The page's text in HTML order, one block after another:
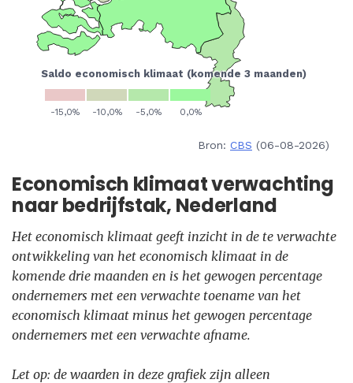
Bron: CBS (06-08-2026)
Economisch klimaat verwachting
naar bedrijfstak, Nederland
Het economisch klimaat geeft inzicht in de te verwachte
ontwikkeling van het economisch klimaat in de
komende drie maanden en is het gewogen percentage
ondernemers met een verwachte toename van het
economisch klimaat minus het gewogen percentage
ondernemers met een verwachte afname.
Let op: de waarden in deze grafiek zijn alleen